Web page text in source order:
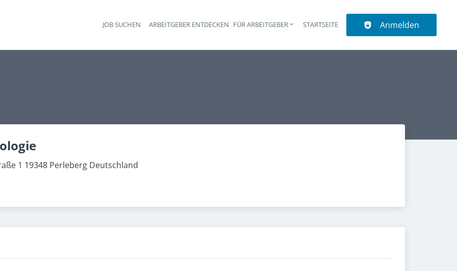
Haupt-Navigation
JOB SUCHEN ARBEITGEBER ENTDECKEN FÜR ARBEITGEBER STARTSEITE Anmelden
1 19348 Perleberg Deutschland